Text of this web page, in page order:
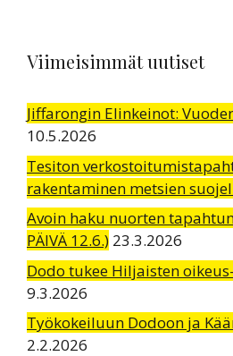
Viimeisimmät uutiset
Jiffarongin Elinkeinot:
10.5.2026
Tesiton
rakentaminen metsien
Avoin haku nuorten
PÄIVÄ 12.6.) 23.3.2026
Dodo tukee Hiljaisten
9.3.2026
Työkokeiluun Dodoon ja
2.2.2026